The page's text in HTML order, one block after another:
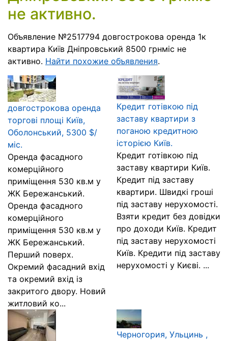
не активно.
Объявление №2517794 довгострокова оренда 1к
квартира Київ Дніпровський 8500 грнміс не
активно. Найти похожие объявления.
довгострокова оренда
торгові площі Київ,
Оболонський, 5300 $/
міс.
Оренда фасадного
комерційного
приміщення 530 кв.м у
ЖК Бережанський.
Оренда фасадного
комерційного
приміщення 530 кв.м у
ЖК Бережанський.
Перший поверх.
Окремий фасадний вхід
та окремий вхід із
закритого двору. Новий
житловий ко...
Кредит готівкою під
заставу квартири з
поганою кредитною
історією Київ.
Кредит готівкою під
заставу квартири Київ.
Кредит під заставу
квартири. Швидкі гроші
під заставу нерухомості.
Взяти кредит без довідки
про доходи Київ. Кредит
під заставу нерухомості
Київ. Кредити під заставу
нерухомості у Києві. ...
Черногория, Ульцинь ,